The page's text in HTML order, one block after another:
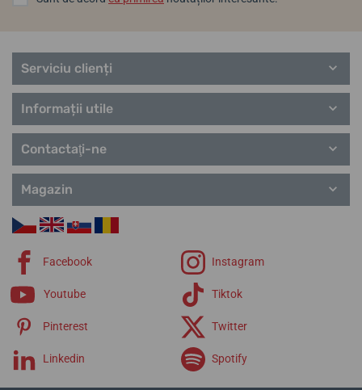
Serviciu clienți
Informații utile
Contactaţi-ne
Magazin
Facebook Instagram
Youtube Tiktok
Pinterest Twitter
Linkedin Spotify